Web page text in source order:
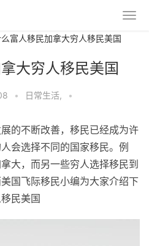
富人移民加拿大穷人移民美国
大穷人移民美国
• 日常生活, •
的不断改善，移民已经成为许
会选择不同的国家移民。例
大，而另一些穷人选择移民到
国飞际移民小编为大家介绍下
民美国